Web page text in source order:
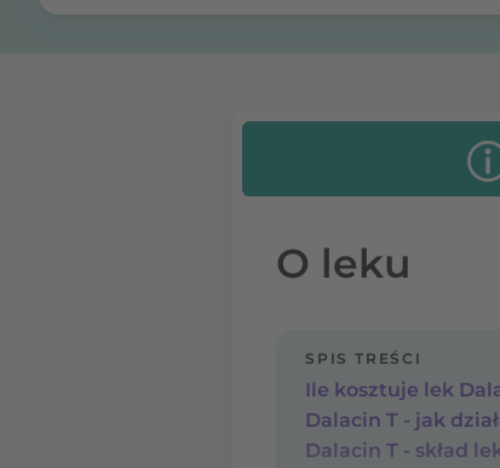
O leku
SPIS TREŚCI
Ile kosztuje lek
Dalacin T - jak
Dalacin T - skład